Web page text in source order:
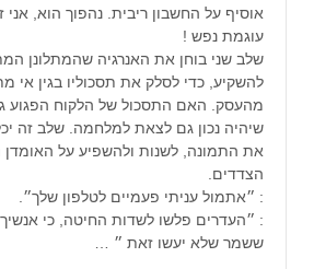
אוסיף על החשבון ריבית. נהפוך הוא, אני
עוגמת נפש !
שלב שני בוחן את האנרגיה שהמתלונן
להשקיע, כדי לסלק את תסכוליו בגין אי
מהעסק. האם התסכול של הלקוח הפגוע
שיהיה נכון גם לצאת למלחמה. שלב זה
את התמונה, לשנות ולהשפיע על האומדן
הצדדים.
: ״אתמול עניתי פעמיים לטלפון שלך״.
: ״העדרים פלשו לשדות החיטה, כי
ששמר שלא יעשו זאת ״ …